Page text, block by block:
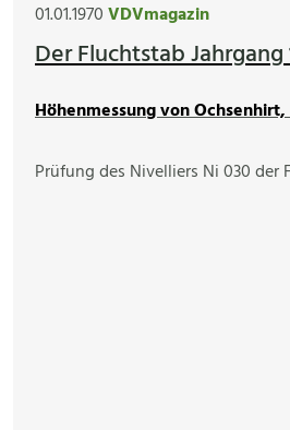
01.01.1970VDVmagazin
Der Fluchtstab Jahrgang
Höhenmessung von Ochsenhirt,
Prüfung des Nivelliers Ni 030 der